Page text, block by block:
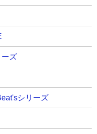
ーズ
シリーズ